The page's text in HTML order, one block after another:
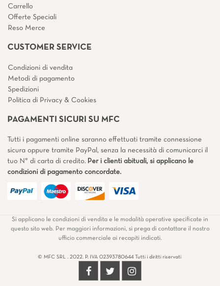
Carrello
Offerte Speciali
Reso Merce
CUSTOMER SERVICE
Condizioni di vendita
Metodi di pagamento
Spedizioni
Politica di Privacy & Cookies
PAGAMENTI SICURI SU MFC
Tutti i pagamenti online saranno effettuati tramite connessione
sicura oppure tramite PayPal, senza la necessità di comunicarci il
tuo N° di carta di credito. Per i clienti abituali, si applicano le
condizioni di pagamento concordate.
Si applicano le condizioni di vendita e le modalità operative specificate in
questo sito web. Per maggiori informazioni, si prega di contattare il nostro
ufficio commerciale ai recapiti indicati.
© MFC SRL . 2022. P. IVA 02393780644 Tutti i diritti riservati